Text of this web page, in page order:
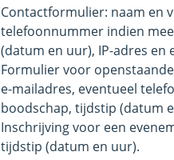
Contactformulier: naam en
telefoonnummer indien
(datum en uur), IP-adres en
Formulier voor
e-mailadres, eventueel
boodschap, tijdstip (datum
Inschrijving voor een
tijdstip (datum en uur).